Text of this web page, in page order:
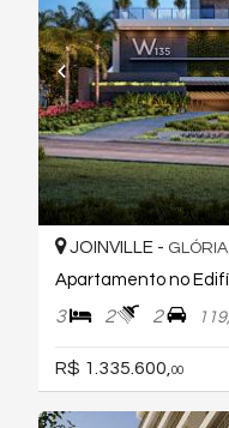
JOINVILLE - GLÓRIA
Apartamento no
3 2 2 119,
R$ 1.335.600,00